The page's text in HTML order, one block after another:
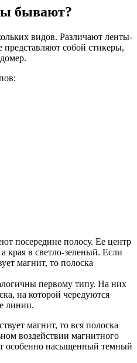
бывают?
видов. Различают ленты-
собой стикеры,
посередине полосу. Ее центр
края в светло-зеленый. Если
магнит, то полоска
первому типу. На них
на которой чередуются
линии.
магнит, то вся полоска
воздействии магнитного
особенно насыщенный темный